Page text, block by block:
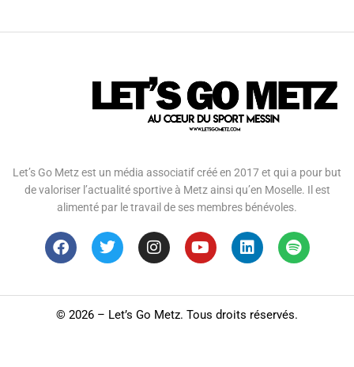
Let’s Go Metz est un média associatif créé en 2017 et qui a pour but
de valoriser l’actualité sportive à Metz ainsi qu’en Moselle. Il est
alimenté par le travail de ses membres bénévoles.
© 2026 – Let’s Go Metz. Tous droits réservés.